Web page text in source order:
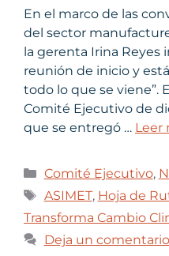
En el marco de las
del sector
la gerenta Irina Reyes
reunión de inicio y
todo lo que se viene”.
Comité Ejecutivo de
que se entregó … Leer
Comité Ejecutivo,
ASIMET, Hoja de
Transforma Cambio
Deja un comentario